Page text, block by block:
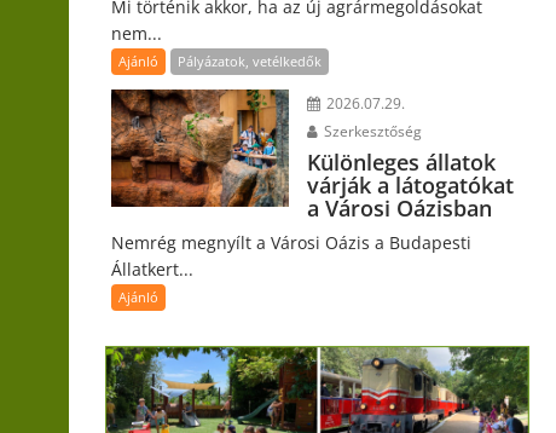
Mi történik akkor, ha az új agrármegoldásokat
nem...
Ajánló Pályázatok, vetélkedők
2026.07.29.
Szerkesztőség
Különleges állatok
várják a látogatókat
a Városi Oázisban
Nemrég megnyílt a Városi Oázis a Budapesti
Állatkert...
Ajánló